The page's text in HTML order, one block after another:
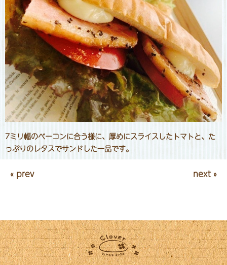
7ミリ幅のベーコンに合う様に、厚めにスライスしたトマトと、た
っぷりのレタスでサンドした一品です。
« prev next »